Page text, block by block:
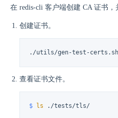
在 redis-cli 客户端创建 CA 证书，
创建证书。
./utils/gen-test-certs.sh
查看证书文件。
$ ls ./tests/tls/